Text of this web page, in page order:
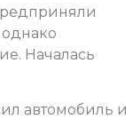
однако
Началась
автомобиль и